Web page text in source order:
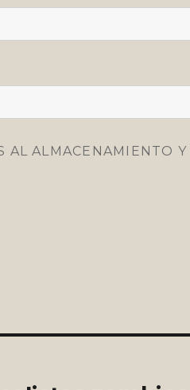
AL ALMACENAMIENTO